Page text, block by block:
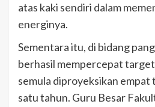
atas kaki sendiri dalam
energinya.
Sementara itu, di bidang
berhasil mempercepat
semula diproyeksikan empat
satu tahun. Guru Besar